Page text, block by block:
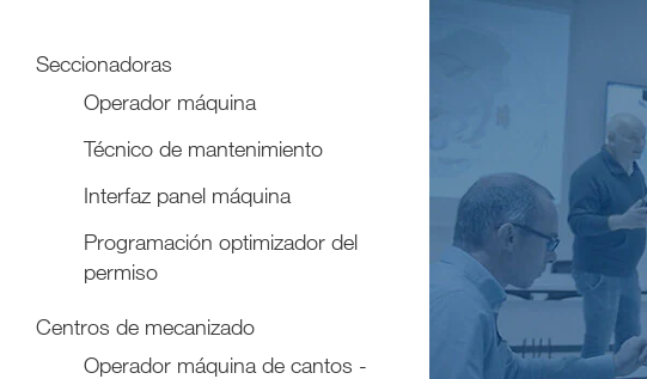
Seccionadoras
Operador máquina
Técnico de mantenimiento
Interfaz panel máquina
Programación optimizador del
permiso
Centros de mecanizado
Operador máquina de cantos -